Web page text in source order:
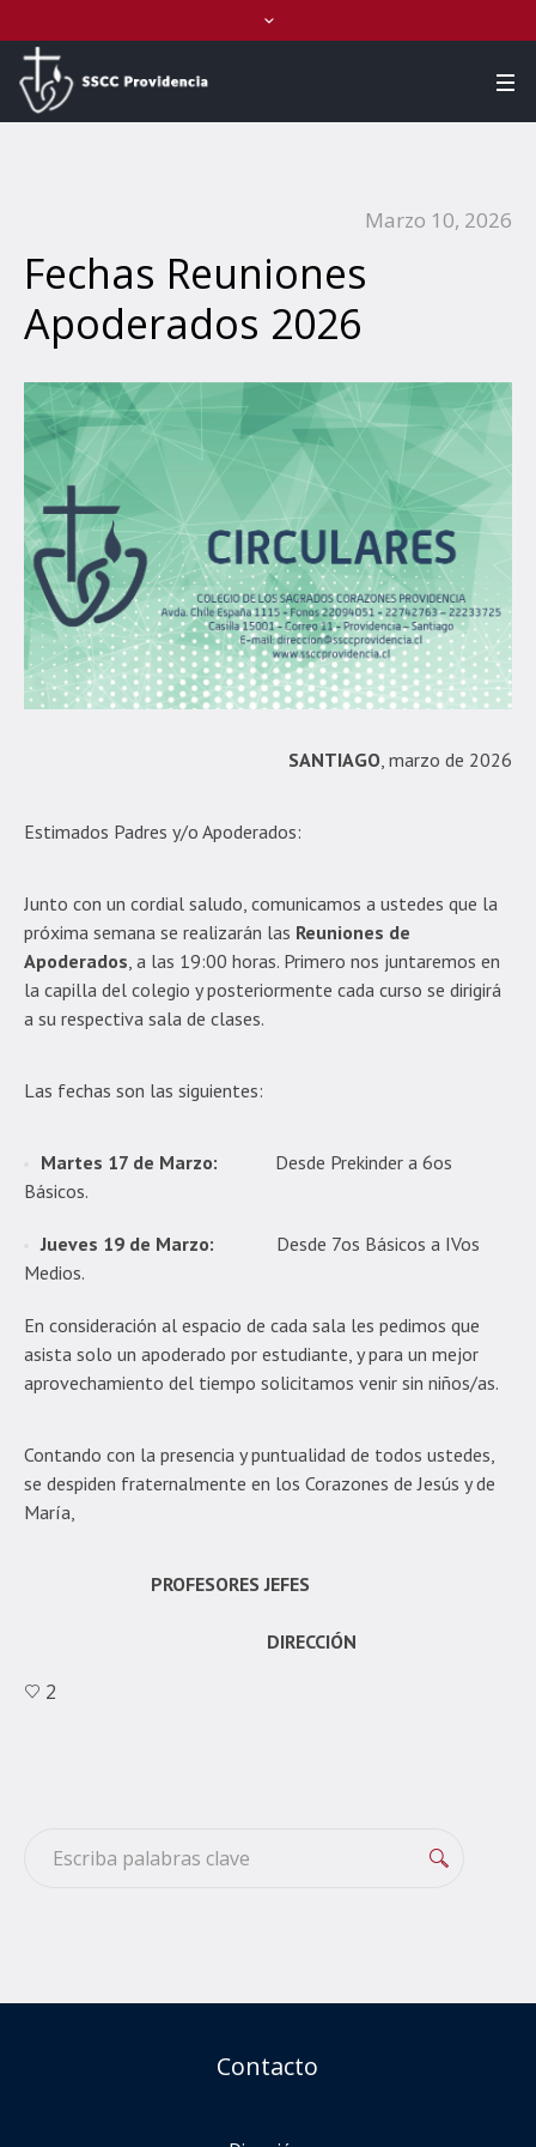
Marzo 10, 2026
Fechas Reuniones
Apoderados 2026
SANTIAGO , marzo de 2026
Estimados Padres y/o Apoderados:
Junto con un cordial saludo, comunicamos a ustedes que la
próxima semana se realizarán las Reuniones de
Apoderados , a las 19:00 horas. Primero nos juntaremos en
la capilla del colegio y posteriormente cada curso se dirigirá
a su respectiva sala de clases.
Las fechas son las siguientes:
Martes 17 de Marzo: Desde Prekinder a 6os
Básicos.
Jueves 19 de Marzo: Desde 7os Básicos a IVos
Medios.
En consideración al espacio de cada sala les pedimos que
asista solo un apoderado por estudiante, y para un mejor
aprovechamiento del tiempo solicitamos venir sin niños/as.
Contando con la presencia y puntualidad de todos ustedes,
se despiden fraternalmente en los Corazones de Jesús y de
María,
PROFESORES JEFES
DIRECCIÓN
2
Contacto